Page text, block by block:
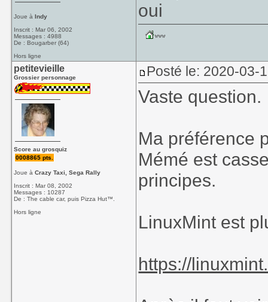
Joue àIndy
Inscrit : Mar 06, 2002
Messages : 4988
De : Bougarber (64)
Hors ligne
oui
petitevieille
Grossier personnage
Score au grosquiz
0008865 pts.
Joue àCrazy Taxi, Sega Rally
Inscrit : Mar 08, 2002
Messages : 10287
De : The cable car, puis Pizza Hut™.
Hors ligne
Posté le: 2020-03-
Vaste question.
Ma préférence
Mémé est
principes.
LinuxMint est
https://